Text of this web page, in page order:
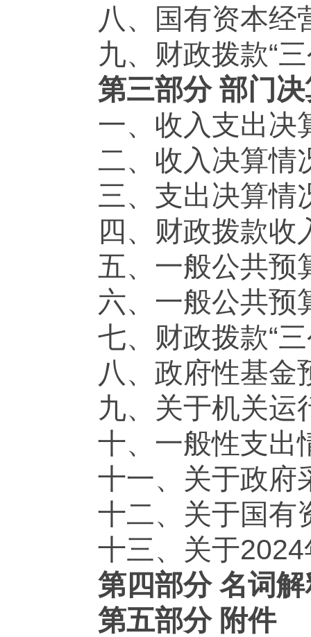
八、国有资本经
九、财政拨款“
第三部分 部门
一、收入支出决
二、收入决算情
三、支出决算情
四、财政拨款收
五、一般公共预
六、一般公共预
七、财政拨款“
八、政府性基金
九、关于机关运
十、一般性支出
十一、关于政府
十二、关于国有
十三、关于
第四部分 名词解
第五部分 附件